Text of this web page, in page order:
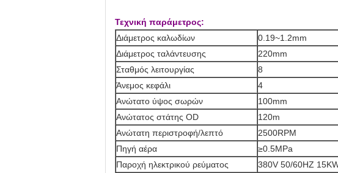
Τεχνική παράμετρος:
Διάμετρος καλωδίων
0.19~1.2mm
Διάμετρος ταλάντευσης
220mm
Σταθμός λειτουργίας
8
Άνεμος κεφάλι
4
Ανώτατο ύψος σωρών
100mm
Ανώτατος στάτης OD
120m
Ανώτατη περιστροφή/λεπτό
2500RPM
Πηγή αέρα
≥0.5MPa
Παροχή ηλεκτρικού ρεύματος
380V 50/60HZ